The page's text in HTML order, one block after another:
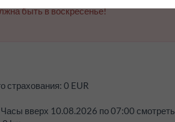
быть в воскресенье!
страхования: 0 EUR
Часы вверх 10.08.2026 по07:00 смотреть